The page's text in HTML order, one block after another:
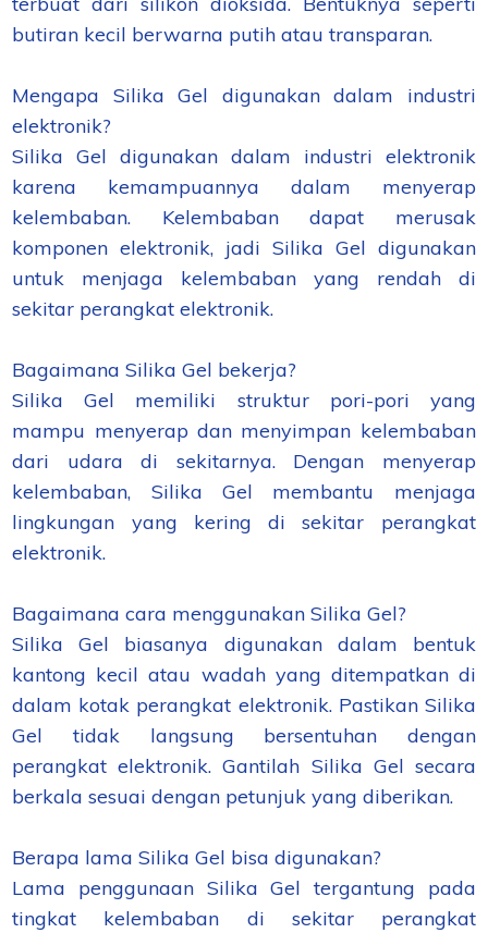
butiran kecil berwarna putih atau transparan.
Mengapa Silika Gel digunakan dalam industri
elektronik?
Silika Gel digunakan dalam industri elektronik
karena kemampuannya dalam menyerap
kelembaban. Kelembaban dapat merusak
komponen elektronik, jadi Silika Gel digunakan
untuk menjaga kelembaban yang rendah di
sekitar perangkat elektronik.
Bagaimana Silika Gel bekerja?
Silika Gel memiliki struktur pori-pori yang
mampu menyerap dan menyimpan kelembaban
dari udara di sekitarnya. Dengan menyerap
kelembaban, Silika Gel membantu menjaga
lingkungan yang kering di sekitar perangkat
elektronik.
Bagaimana cara menggunakan Silika Gel?
Silika Gel biasanya digunakan dalam bentuk
kantong kecil atau wadah yang ditempatkan di
dalam kotak perangkat elektronik. Pastikan Silika
Gel tidak langsung bersentuhan dengan
perangkat elektronik. Gantilah Silika Gel secara
berkala sesuai dengan petunjuk yang diberikan.
Berapa lama Silika Gel bisa digunakan?
Lama penggunaan Silika Gel tergantung pada
tingkat kelembaban di sekitar perangkat